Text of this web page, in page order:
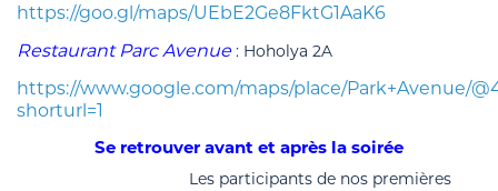
https://goo.gl/maps/UEbE2Ge8FktG1AaK6
Restaurant Parc Avenue : Hoholya 2A
https://www.google.com/maps/place/Park+Avenue/
shorturl=1
Se retrouver avant et après la soirée
Les participants de nos premières